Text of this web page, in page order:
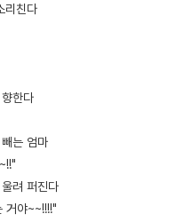
리친다
한다
는 엄마
려 퍼진다
거야~~!!!!"